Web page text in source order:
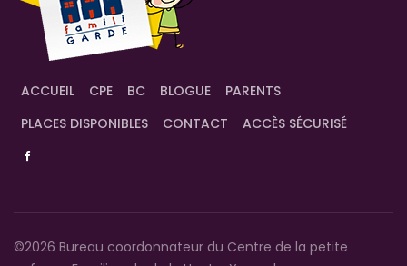
ACCUEIL CPE BC BLOGUE
PARENTS
PLACES DISPONIBLES
CONTACT ACCÈS SÉCURISÉ
©2026 Bureau coordonnateur du Centre de la petite